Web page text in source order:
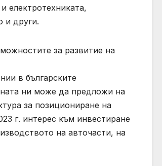
електротехниката,
и други.
в българските
ни може да предложи на
за позициониране на
г. интерес към инвестиране
на авточасти, на